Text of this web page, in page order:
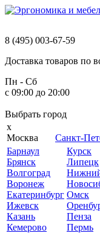
8 (495) 003-67-59
Доставка товаров по
Пн - Сб
с 09:00 до 20:00
Выбрать город
x
Москва
Санкт-
Барнаул
Брянск
Волгоград
Воронеж
Екатеринбург
Ижевск
Казань
Кемерово
Курск
Липецк
Омск
Пенза
Пермь